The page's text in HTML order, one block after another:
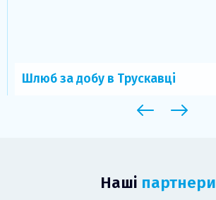
Шлюб за добу в Трускавці
Наші партнери